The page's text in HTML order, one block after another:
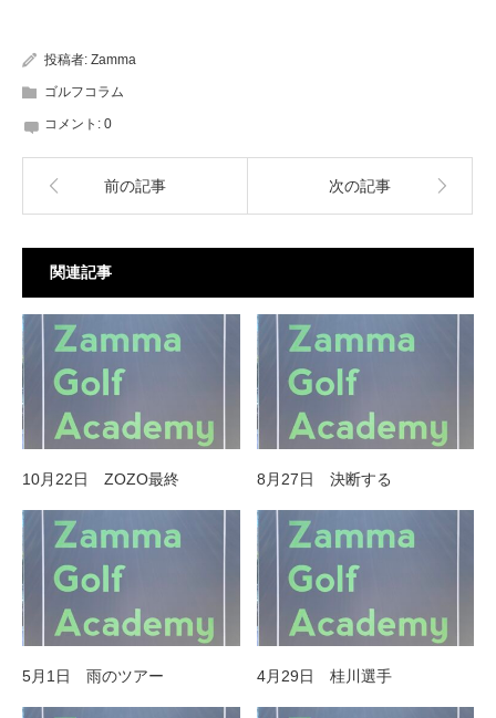
投稿者: Zamma
ゴルフコラム
コメント: 0
前の記事 次の記事
関連記事
10月22日 ZOZO最終 8月27日 決断する
5月1日 雨のツアー 4月29日 桂川選手